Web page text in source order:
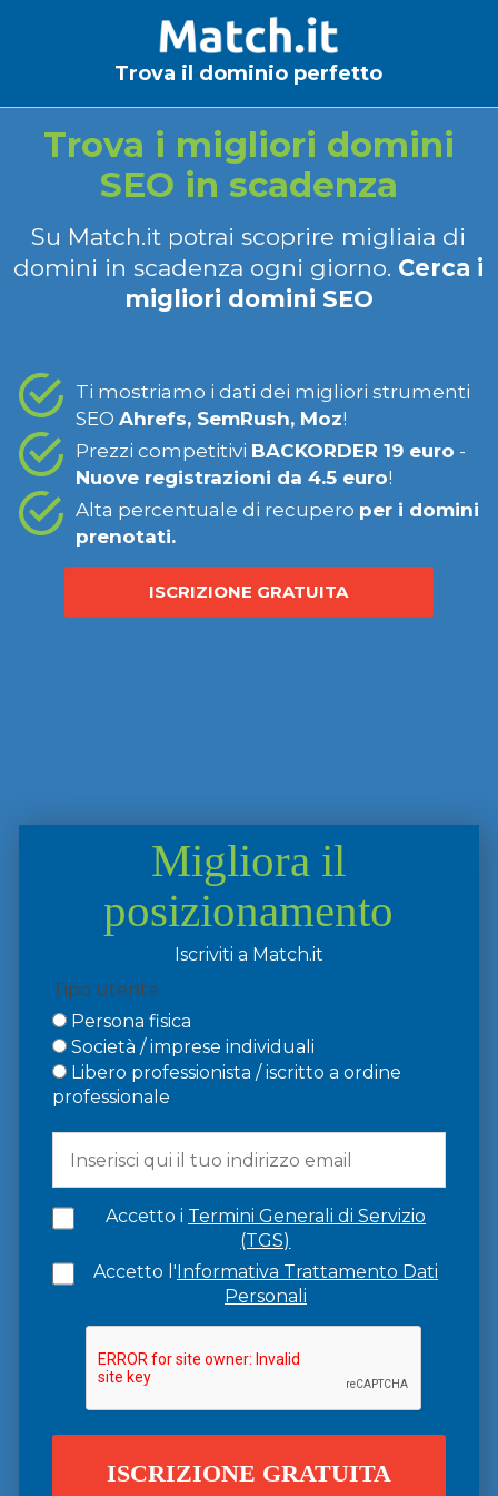
Trova il dominio perfetto
Trova i migliori domini
SEO in scadenza
Su Match.it potrai scoprire migliaia di
domini in scadenza ogni giorno. Cerca i
migliori domini SEO
Ti mostriamo i dati dei migliori strumenti
SEO Ahrefs, SemRush, Moz!
Prezzi competitivi BACKORDER 19 euro -
Nuove registrazioni da 4.5 euro!
Alta percentuale di recupero per i domini
prenotati.
ISCRIZIONE GRATUITA
Migliora il
posizionamento
Iscriviti a Match.it
Tipo utente
Persona fisica
Società / imprese individuali
Libero professionista / iscritto a ordine
professionale
Accetto i Termini Generali di Servizio
(TGS)
Accetto l'Informativa Trattamento Dati
Personali